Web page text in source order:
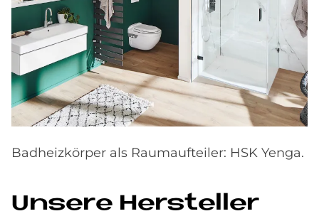
Badheizkörper als Raumaufteiler: HSK Yenga.
Un­se­re Her­stel­ler